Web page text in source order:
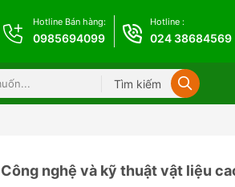
Hotline Bán hàng:
0985694099
Hotline :
024 38684569
Tìm kiếm
Công nghệ và kỹ thuật vật liệu